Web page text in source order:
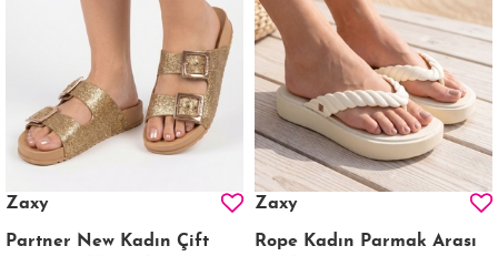
Zaxy
Partner New Kadın Çift
Zaxy
Rope Kadın Parmak Arası